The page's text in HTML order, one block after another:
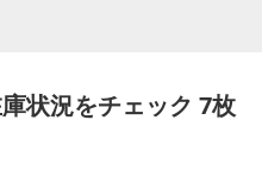
状況をチェック 7枚